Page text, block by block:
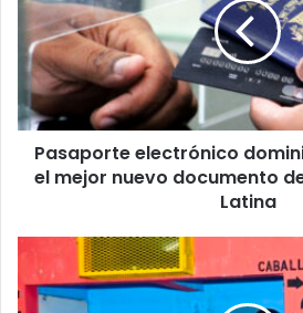
reconocido
el
mejor
nuevo
documento
de
viajePasaporte electrónico
el mejor nuevo documento
Latina
Multitudinaria actividad de
Jhonattan
Erick